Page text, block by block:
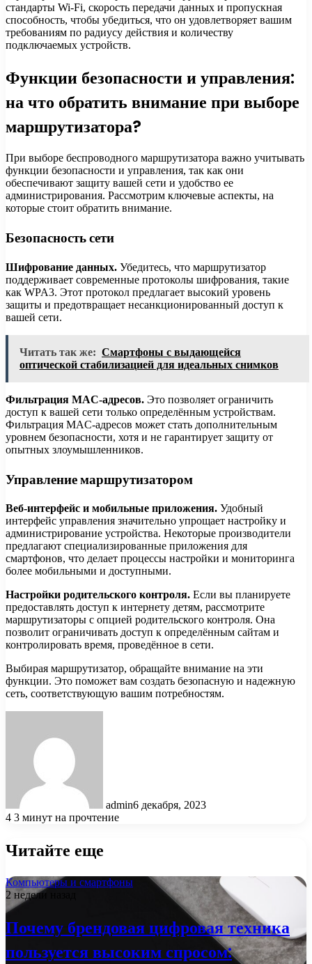
стандарты Wi-Fi, скорость передачи данных и пропускная
способность, чтобы убедиться, что он удовлетворяет вашим
требованиям по радиусу действия и количеству
подключаемых устройств.
Функции безопасности и управления:
на что обратить внимание при выборе
маршрутизатора?
При выборе беспроводного маршрутизатора важно учитывать
функции безопасности и управления, так как они
обеспечивают защиту вашей сети и удобство ее
администрирования. Рассмотрим ключевые аспекты, на
которые стоит обратить внимание.
Безопасность сети
Шифрование данных. Убедитесь, что маршрутизатор
поддерживает современные протоколы шифрования, такие
как WPA3. Этот протокол предлагает высокий уровень
защиты и предотвращает несанкционированный доступ к
вашей сети.
Читать так же: Смартфоны с выдающейся
оптической стабилизацией для идеальных снимков
Фильтрация MAC-адресов. Это позволяет ограничить
доступ к вашей сети только определённым устройствам.
Фильтрация MAC-адресов может стать дополнительным
уровнем безопасности, хотя и не гарантирует защиту от
опытных злоумышленников.
Управление маршрутизатором
Веб-интерфейс и мобильные приложения. Удобный
интерфейс управления значительно упрощает настройку и
администрирование устройства. Некоторые производители
предлагают специализированные приложения для
смартфонов, что делает процессы настройки и мониторинга
более мобильными и доступными.
Настройки родительского контроля. Если вы планируете
предоставлять доступ к интернету детям, рассмотрите
маршрутизаторы с опцией родительского контроля. Она
позволит ограничивать доступ к определённым сайтам и
контролировать время, проведённое в сети.
Выбирая маршрутизатор, обращайте внимание на эти
функции. Это поможет вам создать безопасную и надежную
сеть, соответствующую вашим потребностям.
admin6 декабря, 2023
4 3 минут на прочтение
Читайте еще
Компьютеры и смартфоны
2 недели назад
Почему брендовая цифровая техника
пользуется высоким спросом: